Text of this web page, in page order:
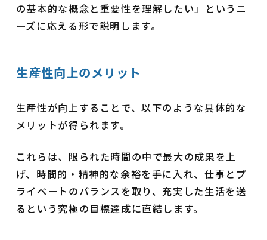
の基本的な概念と重要性を理解したい」というニ
ーズに応える形で説明します。
生産性向上のメリット
生産性が向上することで、以下のような具体的な
メリットが得られます。
これらは、限られた時間の中で最大の成果を上
げ、時間的・精神的な余裕を手に入れ、仕事とプ
ライベートのバランスを取り、充実した生活を送
るという究極の目標達成に直結します。